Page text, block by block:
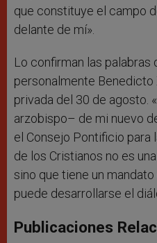
que constituye el campo
delante de mí».
Lo confirman las palabras
personalmente Benedicto
privada del 30 de agosto.
arzobispo– de mi nuevo
el Consejo Pontificio para
de los Cristianos no es
sino que tiene un
puede desarrollarse el
Publicaciones